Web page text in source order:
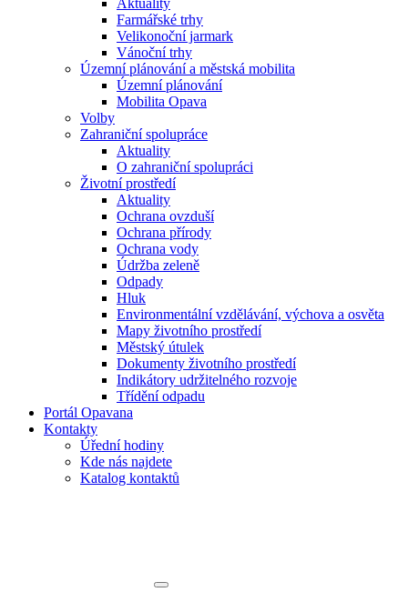
Aktuality
Farmářské trhy
Velikonoční jarmark
Vánoční trhy
Územní plánování a městská mobilita
Územní plánování
Mobilita Opava
Volby
Zahraniční spolupráce
Aktuality
O zahraniční spolupráci
Životní prostředí
Aktuality
Ochrana ovzduší
Ochrana přírody
Ochrana vody
Údržba zeleně
Odpady
Hluk
Environmentální vzdělávání, výchova a osvěta
Mapy životního prostředí
Městský útulek
Dokumenty životního prostředí
Indikátory udržitelného rozvoje
Třídění odpadu
Portál Opavana
Kontakty
Úřední hodiny
Kde nás najdete
Katalog kontaktů